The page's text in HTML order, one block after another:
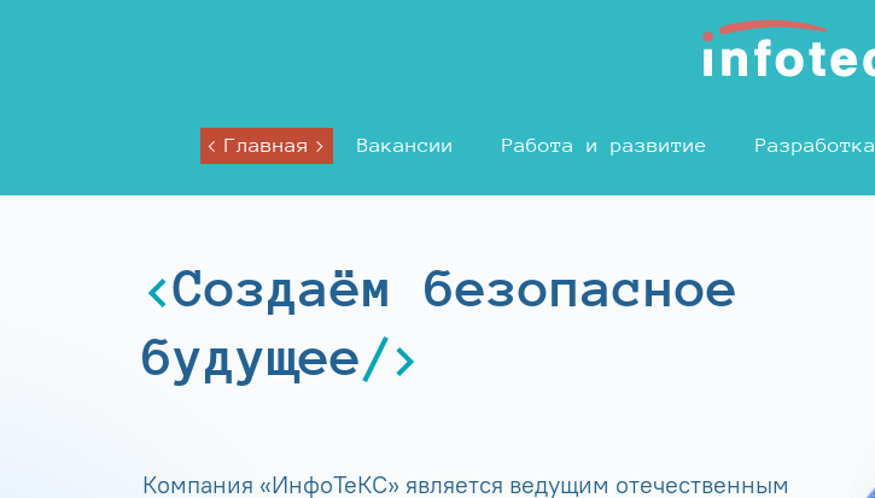
Главная Вакансии Работа и развитие Разработка
Создаём безопасное
будущее
Компания «ИнфоТеКС» является ведущим отечественным